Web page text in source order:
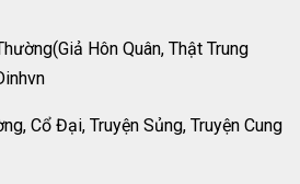
Hôn Quân, Thật Trung
Cổ Đại, Truyện Sủng, Truyện Cung